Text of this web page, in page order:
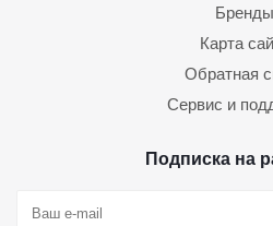
Бренды
Карта
Обратная
Сервис и
Подписка на